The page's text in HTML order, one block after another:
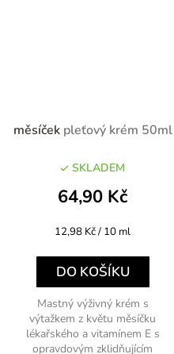
měsíček pleťový krém 50ml
SKLADEM
64,90 Kč
Měrná
12,98 Kč / 10 ml
DO KOŠÍKU
Mastný výživný krém s
výtažkem z květu měsíčku
lékařského a vitamínem E s
opravdovým zklidňujícím